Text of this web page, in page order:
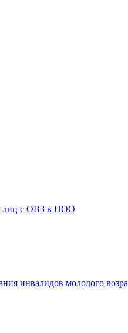
и лиц с ОВЗ в ПОО
инвалидов молодого